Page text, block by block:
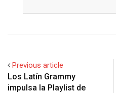
Previous article
Los Latín Grammy
impulsa la Playlist de